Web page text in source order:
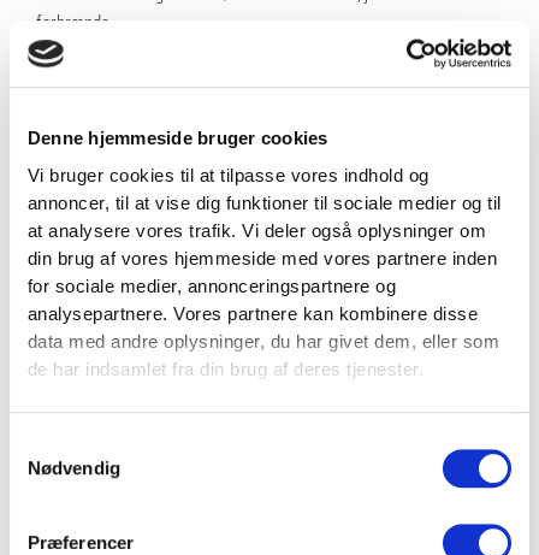
Denne hjemmeside bruger cookies
Vi bruger cookies til at tilpasse vores indhold og
annoncer, til at vise dig funktioner til sociale medier og til
at analysere vores trafik. Vi deler også oplysninger om
din brug af vores hjemmeside med vores partnere inden
for sociale medier, annonceringspartnere og
analysepartnere. Vores partnere kan kombinere disse
data med andre oplysninger, du har givet dem, eller som
de har indsamlet fra din brug af deres tjenester.
Nødvendig
Præferencer
forbrænde.
TRÆNINGSØVELSER
sparkepuder, har vi samlet et par træningsøvelser, som du kan
drage nytte af:
Frontkicks:Udfør frontkicks mod sparkepuden for at styrke
dine lår og mavemuskler. Fokuser på at opnå korrekt teknik
og maksimal styrke i hvert spark.
Roundhouse Kicks: Perfektioner dine roundhouse kicks ved
at øve dig på sparkepuden. Arbejd på at rotere din hofte og
ram sparkepuden med sidesiden af foden for at opnå en
kraftfuld og præcis sparketeknik.
sparketeknikker for at forbedre din kropskoordination og
styrke. Skift mellem frontkicks, sidekicks og roundhouse